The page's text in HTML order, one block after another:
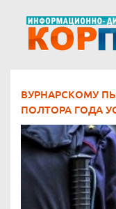
ВУРНАРСКОМУ
ПОЛТОРА ГОДА